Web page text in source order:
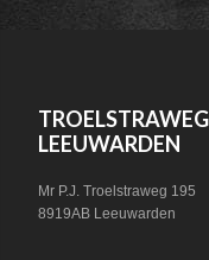
TROELSTRAWEG
LEEUWARDEN
Mr P.J. Troelstraweg 195
8919AB Leeuwarden